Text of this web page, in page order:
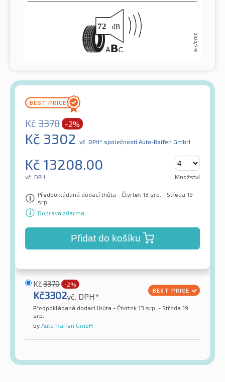
Kč 3370 -2%
Kč 3302 vč. DPH* společností Auto-Raifen GmbH
Kč 13208.00
vč. DPH Množství
Předpokládaná dodací lhůta - Čtvrtek 13 srp. - Středa 19
srp.
Doprava zdarma
Přidat do košíku
Kč3370 -2%
Kč3302vč. DPH*
Předpokládaná dodací lhůta - Čtvrtek 13 srp. - Středa 19
srp.
by Auto-Raifen GmbH